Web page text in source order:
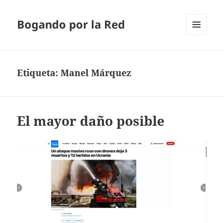
Bogando por la Red
Etiqueta:Manel Márquez
El mayor daño posible